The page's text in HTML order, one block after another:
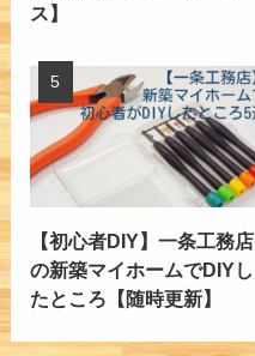
ス】
【初心者DIY】一条工務店
の新築マイホームでDIYし
たところ【随時更新】